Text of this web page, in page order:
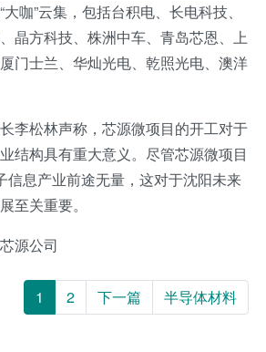
咖”云集，包括台积电、长电科技、
晶方科技、株洲中车、青岛芯恩、上
门士兰、华灿光电、乾照光电、澳洋
李松林声称，芯源微项目的开工对于
结构具有重大意义。尽管芯源微项目
信息产业前途无量，这对于沈阳未来
至关重要。
源公司
1 2 下一篇 半导体材料